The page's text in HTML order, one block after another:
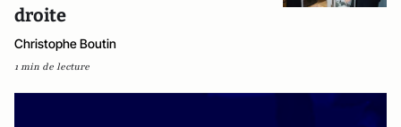
droite
Christophe Boutin
1 min de lecture